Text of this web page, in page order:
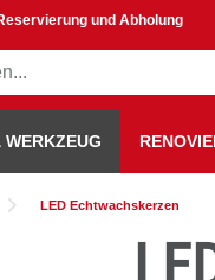
und Abholung
LED Echtwachskerzen